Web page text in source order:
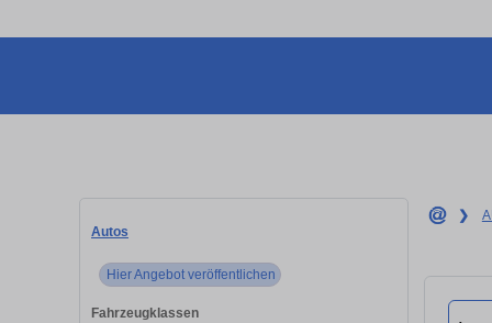
Autos
Hier Angebot veröffentlichen
Fahrzeugklassen
❯